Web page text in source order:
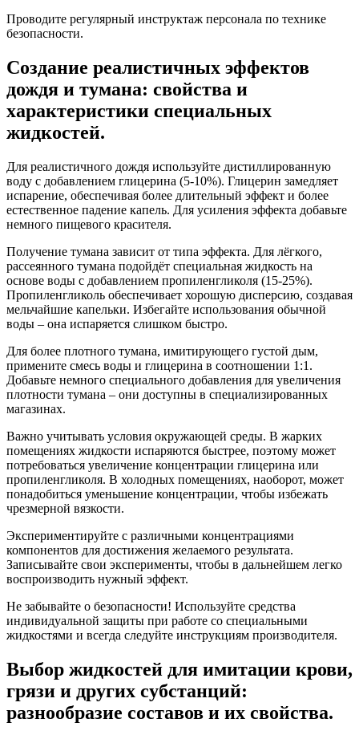
Проводите регулярный инструктаж персонала по технике
безопасности.
Создание реалистичных эффектов
дождя и тумана: свойства и
характеристики специальных
жидкостей.
Для реалистичного дождя используйте дистиллированную
воду с добавлением глицерина (5-10%). Глицерин замедляет
испарение, обеспечивая более длительный эффект и более
естественное падение капель. Для усиления эффекта добавьте
немного пищевого красителя.
Получение тумана зависит от типа эффекта. Для лёгкого,
рассеянного тумана подойдёт специальная жидкость на
основе воды с добавлением пропиленгликоля (15-25%).
Пропиленгликоль обеспечивает хорошую дисперсию, создавая
мельчайшие капельки. Избегайте использования обычной
воды – она испаряется слишком быстро.
Для более плотного тумана, имитирующего густой дым,
примените смесь воды и глицерина в соотношении 1:1.
Добавьте немного специального добавления для увеличения
плотности тумана – они доступны в специализированных
магазинах.
Важно учитывать условия окружающей среды. В жарких
помещениях жидкости испаряются быстрее, поэтому может
потребоваться увеличение концентрации глицерина или
пропиленгликоля. В холодных помещениях, наоборот, может
понадобиться уменьшение концентрации, чтобы избежать
чрезмерной вязкости.
Экспериментируйте с различными концентрациями
компонентов для достижения желаемого результата.
Записывайте свои эксперименты, чтобы в дальнейшем легко
воспроизводить нужный эффект.
Не забывайте о безопасности! Используйте средства
индивидуальной защиты при работе со специальными
жидкостями и всегда следуйте инструкциям производителя.
Выбор жидкостей для имитации крови,
грязи и других субстанций:
разнообразие составов и их свойства.